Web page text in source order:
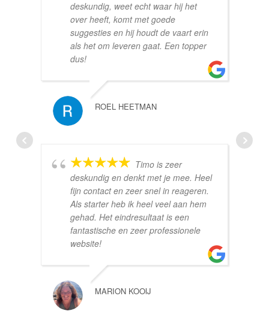
deskundig, weet echt waar hij het
over heeft, komt met goede
suggesties en hij houdt de vaart erin
als het om leveren gaat. Een topper
dus!
ROEL HEETMAN
Timo is zeer
deskundig en denkt met je mee. Heel
fijn contact en zeer snel in reageren.
Als starter heb ik heel veel aan hem
gehad. Het eindresultaat is een
fantastische en zeer professionele
website!
MARION KOOIJ